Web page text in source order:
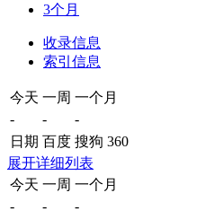
3个月
收录信息
索引信息
今天 一周 一个月
-
-
-
日期 百度 搜狗 360
展开详细列表
今天 一周 一个月
-
-
-